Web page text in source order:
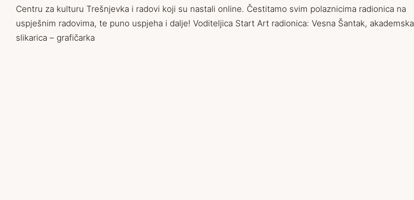
Centru za kulturu Trešnjevka i radovi koji su nastali online. Čestitamo svim polaznicima radionica na
uspješnim radovima, te puno uspjeha i dalje! Voditeljica Start Art radionica: Vesna Šantak, akademska
slikarica – grafičarka